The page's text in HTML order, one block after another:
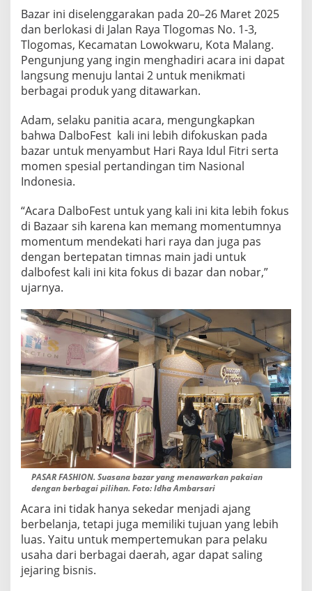
,
D
A
N
K
U
L
N
E
R
D
I
L
A
N
R
A
M
A
A
N
Bazar ini diselenggarakan pada 20–26 Maret 2025
dan berlokasi di Jalan Raya Tlogomas No. 1-3,
Tlogomas, Kecamatan Lowokwaru, Kota Malang.
Pengunjung yang ingin menghadiri acara ini dapat
langsung menuju lantai 2 untuk menikmati
berbagai produk yang ditawarkan.
Adam, selaku panitia acara, mengungkapkan
bahwa DalboFest kali ini lebih difokuskan pada
bazar untuk menyambut Hari Raya Idul Fitri serta
momen spesial pertandingan tim Nasional
Indonesia.
“Acara DalboFest untuk yang kali ini kita lebih fokus
di Bazaar sih karena kan memang momentumnya
momentum mendekati hari raya dan juga pas
dengan bertepatan timnas main jadi untuk
dalbofest kali ini kita fokus di bazar dan nobar,”
ujarnya.
PASAR FASHION. Suasana bazar yang menawarkan pakaian
dengan berbagai pilihan. Foto: Idha Ambarsari
Acara ini tidak hanya sekedar menjadi ajang
berbelanja, tetapi juga memiliki tujuan yang lebih
luas. Yaitu untuk mempertemukan para pelaku
usaha dari berbagai daerah, agar dapat saling
jejaring bisnis.